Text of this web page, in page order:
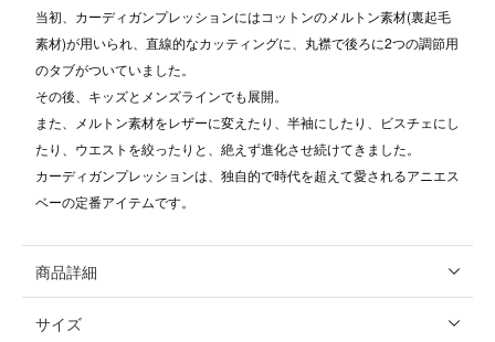
当初、カーディガンプレッションにはコットンのメルトン素材(裏起毛
素材)が用いられ、直線的なカッティングに、丸襟で後ろに2つの調節用
のタブがついていました。
その後、キッズとメンズラインでも展開。
また、メルトン素材をレザーに変えたり、半袖にしたり、ビスチェにし
たり、ウエストを絞ったりと、絶えず進化させ続けてきました。
カーディガンプレッションは、独自的で時代を超えて愛されるアニエス
ベーの定番アイテムです。
商品詳細
サイズ